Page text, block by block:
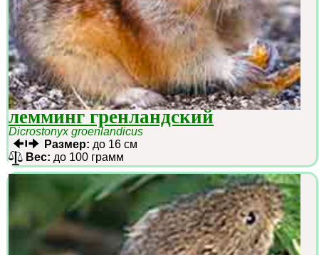
лемминг гренландский
Dicrostonyx groenlandicus
Размер: до 16 см
Вес: до 100 грамм